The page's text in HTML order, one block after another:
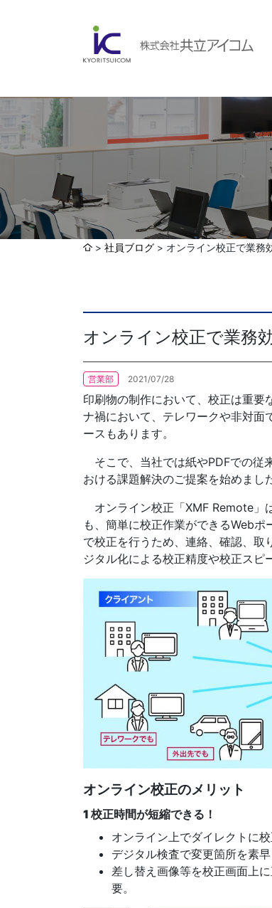
会社案内
会社概要
認証取得
各種方針
情報セキュリティ基本方針
Web制作・ホームページ制作
WEB
ホームページ制作・運営
ランディングページ制作
Web分析・改善・コンサルティング
インターネット広告代行
企画・販売促進
PLANNING
トータルプロモーション
ブランディング戦略
イベント運営
周年事業
採用プロモーション
社員ブログ オンライン校正で業務
オンライン校正で業務
営業部 2021/07/28
印刷物の制作において、校正は重要
ナ禍において、テレワークや非対面
ースもあります。
そこで、当社では紙やPDFでの従
おける課題解決のご提案を始めました
オンライン校正「XMF Remote」
も、簡単に校正作業ができるWeb
で校正を行うため、連絡、確認、
ジタル化による校正精度や校正スピ
オンライン校正のメリット
1 校正時間が短縮できる！
オンライン上でダイレクトに校
デジタル検査で変更箇所を素早
差し替え画像等を校正画面上
要。